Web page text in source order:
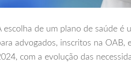
escolha de um plano de saúde é
advogados, inscritos na OAB,
com a evolução das